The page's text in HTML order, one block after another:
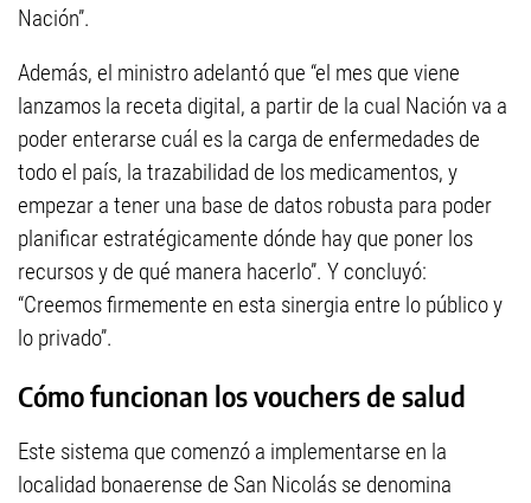
Nación”.
Además, el ministro adelantó que “el mes que viene
lanzamos la receta digital, a partir de la cual Nación va a
poder enterarse cuál es la carga de enfermedades de
todo el país, la trazabilidad de los medicamentos, y
empezar a tener una base de datos robusta para poder
planificar estratégicamente dónde hay que poner los
recursos y de qué manera hacerlo”. Y concluyó:
“Creemos firmemente en esta sinergia entre lo público y
lo privado”.
Cómo funcionan los vouchers de salud
Este sistema que comenzó a implementarse en la
localidad bonaerense de San Nicolás se denomina